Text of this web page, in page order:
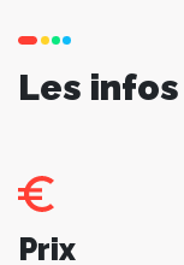
Les
Prix